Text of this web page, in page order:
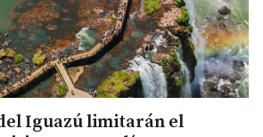
Iguazú limitarán el